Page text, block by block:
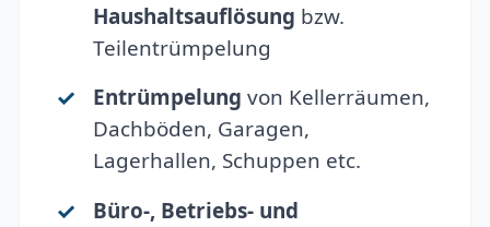
Haushaltsauflösung bzw.
Teilentrümpelung
Entrümpelung von Kellerräumen,
Dachböden, Garagen,
Lagerhallen, Schuppen etc.
Büro-, Betriebs- und